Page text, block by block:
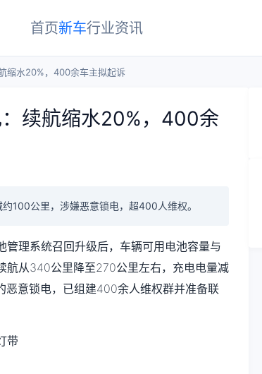
首页新车行业资讯
缩水20%，400余车主拟起诉
续航缩水20%，400余
100公里，涉嫌恶意锁电，超400人维权。
管理系统召回升级后，车辆可用电池容量与
航从340公里降至270公里左右，充电电量减
恶意锁电，已组建400余人维权群并准备联